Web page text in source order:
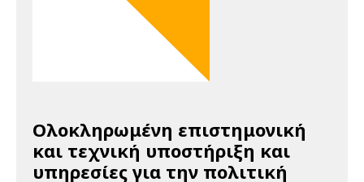
Ολοκληρωμένη επιστημονική
και τεχνική υποστήριξη και
υπηρεσίες για την πολιτική